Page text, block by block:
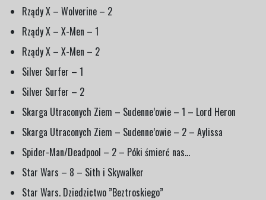
Rządy X – Wolverine – 2
Rządy X – X-Men – 1
Rządy X – X-Men – 2
Silver Surfer – 1
Silver Surfer – 2
Skarga Utraconych Ziem – Sudenne’owie – 1 – Lord Heron
Skarga Utraconych Ziem – Sudenne’owie – 2 – Aylissa
Spider-Man/Deadpool – 2 – Póki śmierć nas…
Star Wars – 8 – Sith i Skywalker
Star Wars. Dziedzictwo ”Beztroskiego”